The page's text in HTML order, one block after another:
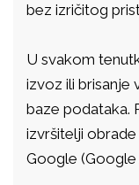
bez izričitog
U svakom
izvoz ili brisanje
baze podataka.
izvršitelji obrade
Google (Google